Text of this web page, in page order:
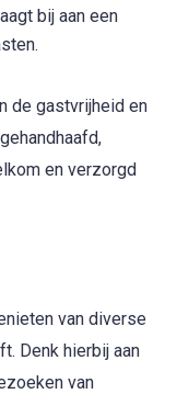
bij aan een
de gastvrijheid en
en verzorgd
van diverse
Denk hierbij aan
van